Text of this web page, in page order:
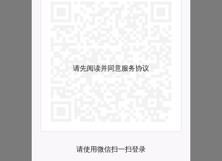
请先阅读并同意服务协议
请使用微信扫一扫登录